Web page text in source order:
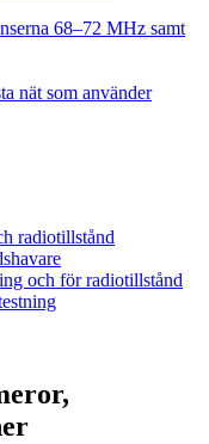
68–72 MHz samt
nät som använder
radiotillstånd
och för radiotillstånd